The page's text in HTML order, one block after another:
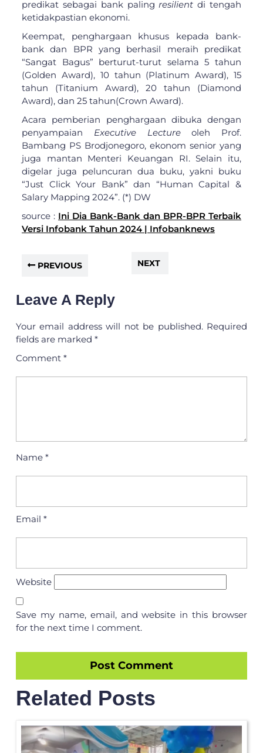
predikat sebagai bank paling resilient di tengah
ketidakpastian ekonomi.
Keempat, penghargaan khusus kepada bank-
bank dan BPR yang berhasil meraih predikat
“Sangat Bagus” berturut-turut selama 5 tahun
(Golden Award), 10 tahun (Platinum Award), 15
tahun (Titanium Award), 20 tahun (Diamond
Award), dan 25 tahun(Crown Award).
Acara pemberian penghargaan dibuka dengan
penyampaian Executive Lectureoleh Prof.
Bambang PS Brodjonegoro, ekonom senior yang
juga mantan Menteri Keuangan RI. Selain itu,
digelar juga peluncuran dua buku, yakni buku
“Just Click Your Bank” dan “Human Capital &
Salary Mapping 2024”. (*) DW
source : Ini Dia Bank-Bank dan BPR-BPR Terbaik
Versi Infobank Tahun 2024 | Infobanknews
PREVIOUS NEXT
Leave A Reply
Your email address will not be published. Required
fields are marked *
Comment *
Name *
Email *
Website
Save my name, email, and website in this browser
for the next time I comment.
Related Posts